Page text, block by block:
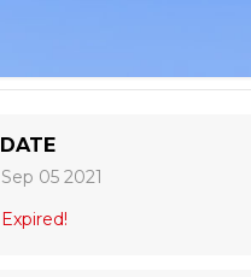
DATE
Sep 05 2021
Expired!